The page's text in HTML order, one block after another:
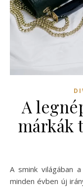
A
márkák
A smink világában a trendek folyamatosan változnak, és
minden évben új